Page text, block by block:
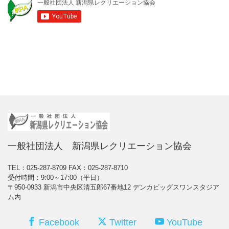
一般社団法人 新潟県レクリエーション協会
TEL：025-287-8709 FAX：025-287-8710
受付時間：9:00～17:00（平日）
〒950-0933 新潟市中央区清五郎67番地12 デンカビッグスワンスタジア
ム内
Facebook Twitter YouTube